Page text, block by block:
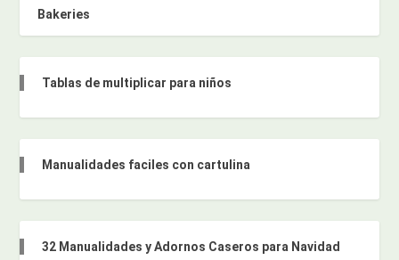
Bakeries
Tablas de multiplicar para niños
Manualidades faciles con cartulina
32 Manualidades y Adornos Caseros para Navidad